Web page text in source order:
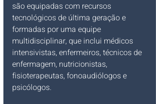
são equipadas com recursos
tecnológicos de última geração e
formadas por uma equipe
multidisciplinar, que inclui médicos
intensivistas, enfermeiros, técnicos de
enfermagem, nutricionistas,
fisioterapeutas, fonoaudiólogos e
psicólogos.